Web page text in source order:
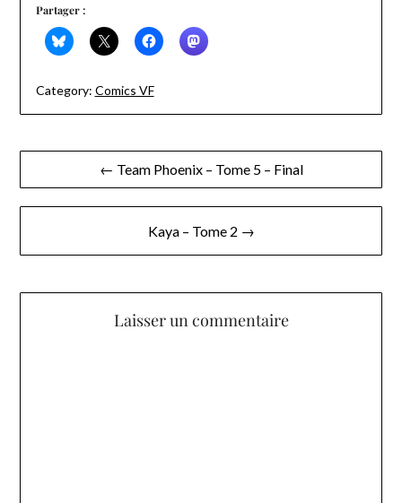
Partager :
Category: Comics VF
Navigation
de
← Team Phoenix – Tome 5 – Final
Kaya – Tome 2 →
Laisser un commentaire